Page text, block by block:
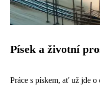
Písek a životní
Práce s pískem, ať už jde